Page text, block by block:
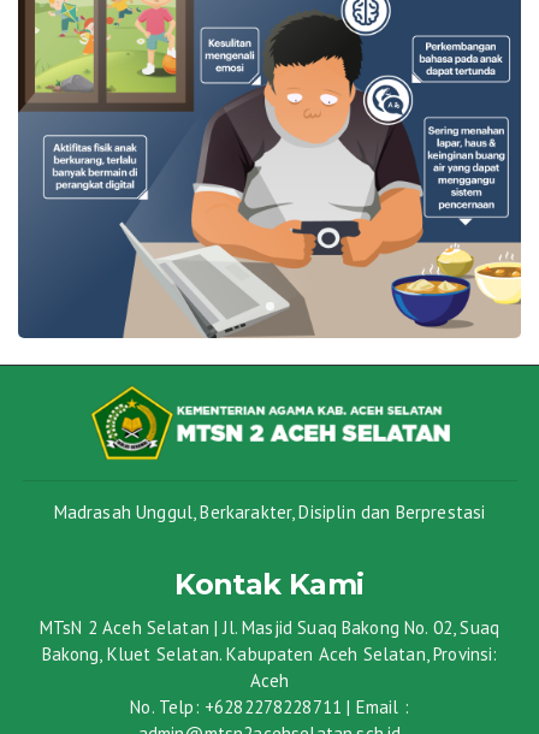
Madrasah Unggul, Berkarakter, Disiplin dan Berprestasi
Kontak Kami
MTsN 2 Aceh Selatan | Jl. Masjid Suaq Bakong No. 02, Suaq
Bakong, Kluet Selatan. Kabupaten Aceh Selatan, Provinsi:
Aceh
No. Telp: +6282278228711 | Email :